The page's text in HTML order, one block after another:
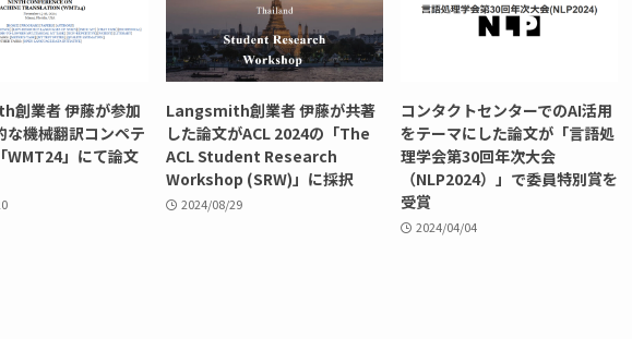
創業者 伊藤が参加
な機械翻訳コンペテ
WMT24」にて論文
Langsmith創業者 伊藤が共著
した論文がACL 2024の「The
ACL Student Research
Workshop (SRW)」に採択
2024/08/29
コンタクトセンターでのAI活用
をテーマにした論文が「言語処
理学会第30回年次大会
（NLP2024）」で委員特別賞を
受賞
2024/04/04